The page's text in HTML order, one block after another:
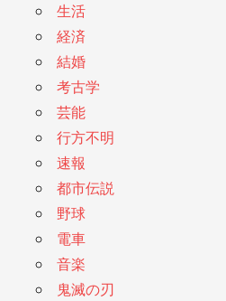
生活
経済
結婚
考古学
芸能
行方不明
速報
都市伝説
野球
電車
音楽
鬼滅の刃